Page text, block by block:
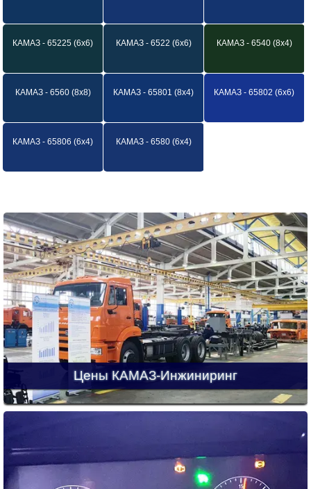
КАМАЗ - 65225 (6х6) КАМАЗ - 6522 (6х6) КАМАЗ - 6540 (8х4)
КАМАЗ - 6560 (8х8) КАМАЗ - 65801 (8х4) КАМАЗ - 65802 (6х6)
КАМАЗ - 65806 (6х4) КАМАЗ - 6580 (6х4)
Цены КАМАЗ-Инжиниринг